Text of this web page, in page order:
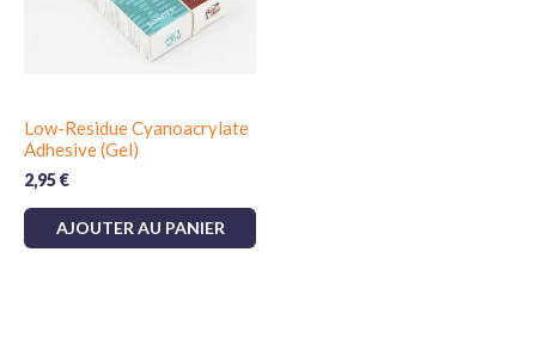
Low-Residue Cyanoacrylate
Adhesive (Gel)
2,95€
AJOUTER AU PANIER